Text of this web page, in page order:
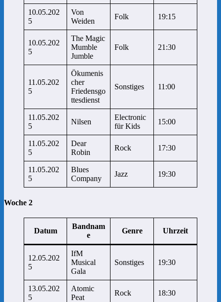
10.05.202
5
Von
Weiden
Folk 19:15
10.05.202
5
The Magic
Mumble
Jumble
Folk 21:30
11.05.202
5
Ökumenis
cher
Friedensgo
ttesdienst
Sonstiges 11:00
11.05.202
5
Nilsen
Electronic
für Kids
15:00
11.05.202
5
Dear
Robin
Rock 17:30
11.05.202
5
Blues
Company
Jazz 19:30
Woche 2
Datum
Bandnam
e
Genre Uhrzeit
12.05.202
5
IfM
Musical
Gala
Sonstiges 19:30
13.05.202
5
Atomic
Peat
Rock 18:30